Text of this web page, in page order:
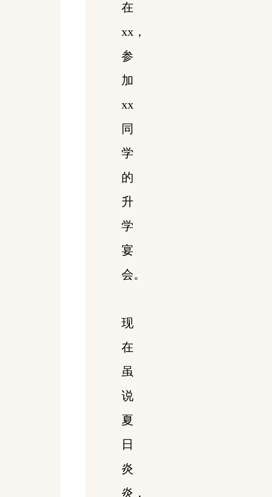
在
xx，
参
加
xx
同
学
的
升
学
宴
会。
现
在
虽
说
夏
日
炎
炎，